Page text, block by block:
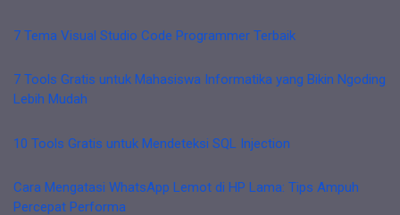
7 Tema Visual Studio Code Programmer Terbaik
7 Tools Gratis untuk Mahasiswa Informatika yang Bikin Ngoding
Lebih Mudah
10 Tools Gratis untuk Mendeteksi SQL Injection
Cara Mengatasi WhatsApp Lemot di HP Lama: Tips Ampuh
Percepat Performa